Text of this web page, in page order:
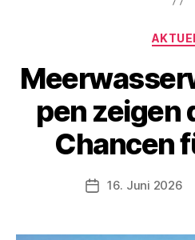
pen zeigen
Chancen
16. Juni 2026